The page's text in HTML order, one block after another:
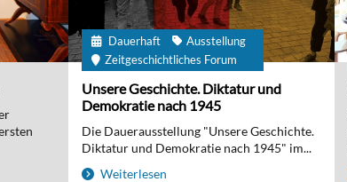
Dauerhaft
Ausstellung
Zeitgeschichtliches Forum
Unsere Geschichte. Diktatur und
Demokratie nach 1945
Die Dauerausstellung "Unsere Geschichte.
Diktatur und Demokratie nach 1945" im...
Weiterlesen